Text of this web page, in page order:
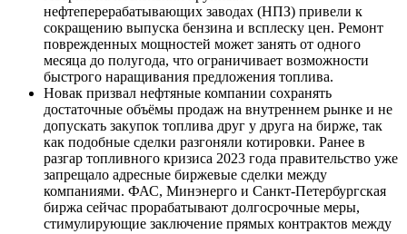
нефтеперерабатывающих заводах (НПЗ) привели к
сокращению выпуска бензина и всплеску цен. Ремонт
поврежденных мощностей может занять от одного
месяца до полугода, что ограничивает возможности
быстрого наращивания предложения топлива.
Новак призвал нефтяные компании сохранять
достаточные объёмы продаж на внутреннем рынке и не
допускать закупок топлива друг у друга на бирже, так
как подобные сделки разгоняли котировки. Ранее в
разгар топливного кризиса 2023 года правительство уже
запрещало адресные биржевые сделки между
компаниями. ФАС, Минэнерго и Санкт-Петербургская
биржа сейчас прорабатывают долгосрочные меры,
стимулирующие заключение прямых контрактов между